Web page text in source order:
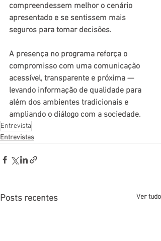
compreendessem melhor o cenário
apresentado e se sentissem mais
seguros para tomar decisões.
A presença no programa reforça o
compromisso com uma comunicação
acessível, transparente e próxima —
levando informação de qualidade para
além dos ambientes tradicionais e
ampliando o diálogo com a sociedade.
Entrevista
Entrevistas
Posts recentes Ver tudo